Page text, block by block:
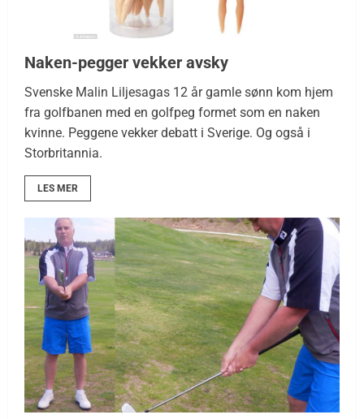
Naken-pegger vekker avsky
Svenske Malin Liljesagas 12 år gamle sønn kom hjem
fra golfbanen med en golfpeg formet som en naken
kvinne. Peggene vekker debatt i Sverige. Og også i
Storbritannia.
LES MER